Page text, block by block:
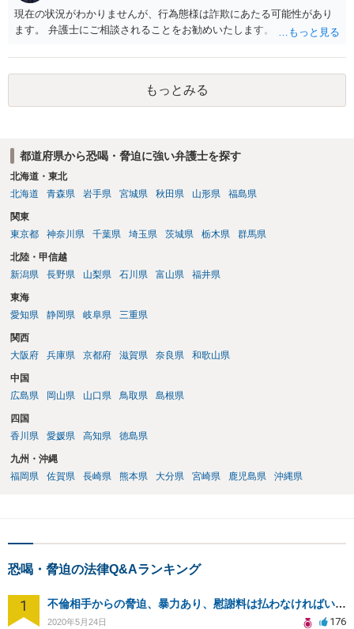
現在の状況がわかりませんが、行為態様は詐欺にあたる可能性があり
ます。 弁護士にご相談されることをお勧めいたします。
もっとみる
都道府県から恐喝・脅迫に強い弁護士を探す
北海道・東北
北海道
青森県 岩手県 宮城県 秋田県 山形県 福島県
関東
東京都
神奈川県 千葉県 埼玉県 茨城県 栃木県 群馬県
北陸・甲信越
新潟県
長野県 山梨県 石川県 富山県 福井県
東海
愛知県
静岡県 岐阜県 三重県
関西
大阪府
兵庫県 京都府 滋賀県 奈良県 和歌山県
中国
広島県
岡山県 山口県 鳥取県 島根県
四国
香川県
愛媛県 高知県 徳島県
九州・沖縄
福岡県
佐賀県 長崎県 熊本県 大分県 宮崎県 鹿児島県 沖縄県
恐喝・脅迫の法律Q&Aランキング
1 不倫相手からの脅迫、暴力あり、慰謝料は払わなければいけませんか
2020年5月24日 176